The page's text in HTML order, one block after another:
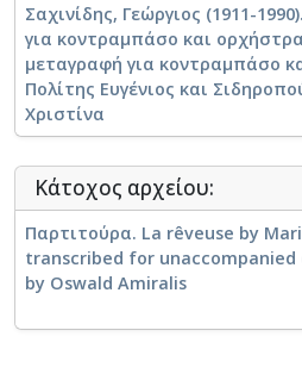
Σαχινίδης, Γεώργιος (1911-
για κοντραμπάσο και
μεταγραφή για κοντραμπάσο
Πολίτης Ευγένιος και
Χριστίνα
Κάτοχος αρχείου:
Παρτιτούρα. La rêveuse by
transcribed for unaccompanied
by Oswald Amiralis